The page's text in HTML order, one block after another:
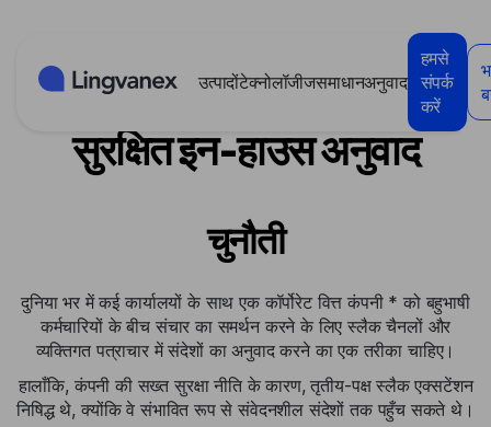
उत्पादोंटेक्नोलॉजीजसमाधानअनुवाद
हमसे
संपर्क
करें
वित्त सेवाएँ: वैश्विक टीमों के लिए
सुरक्षित इन-हाउस अनुवाद
चुनौती
दुनिया भर में कई कार्यालयों के साथ एक कॉर्पोरेट वित्त कंपनी * को बहुभाषी
कर्मचारियों के बीच संचार का समर्थन करने के लिए स्लैक चैनलों और
व्यक्तिगत पत्राचार में संदेशों का अनुवाद करने का एक तरीका चाहिए।
हालाँकि, कंपनी की सख्त सुरक्षा नीति के कारण, तृतीय-पक्ष स्लैक एक्सटेंशन
निषिद्ध थे, क्योंकि वे संभावित रूप से संवेदनशील संदेशों तक पहुँच सकते थे।